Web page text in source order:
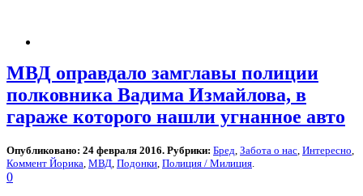
МВД оправдало замглавы полиции
полковника Вадима Измайлова, в
гараже которого нашли угнанное авто
Опубликовано: 24 февраля 2016. Рубрики: Бред Забота о нас Интересно
Коммент Йорика МВД Подонки Полиция / Милиция
0